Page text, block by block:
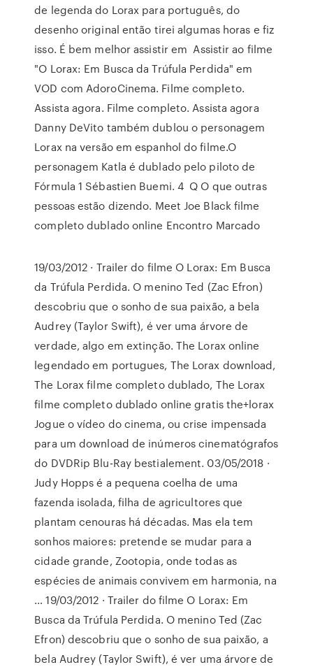
de legenda do Lorax para português, do
desenho original então tirei algumas horas e fiz
isso. É bem melhor assistir em Assistir ao filme
"O Lorax: Em Busca da Trúfula Perdida" em
VOD com AdoroCinema. Filme completo.
Assista agora. Filme completo. Assista agora
Danny DeVito também dublou o personagem
Lorax na versão em espanhol do filme.O
personagem Katla é dublado pelo piloto de
Fórmula 1 Sébastien Buemi. 4 Q O que outras
pessoas estão dizendo. Meet Joe Black filme
completo dublado online Encontro Marcado
19/03/2012 · Trailer do filme O Lorax: Em Busca
da Trúfula Perdida. O menino Ted (Zac Efron)
descobriu que o sonho de sua paixão, a bela
Audrey (Taylor Swift), é ver uma árvore de
verdade, algo em extinção. The Lorax online
legendado em portugues, The Lorax download,
The Lorax filme completo dublado, The Lorax
filme completo dublado online gratis the+lorax
Jogue o vídeo do cinema, ou crise impensada
para um download de inúmeros cinematógrafos
do DVDRip Blu-Ray bestialement. 03/05/2018 ·
Judy Hopps é a pequena coelha de uma
fazenda isolada, filha de agricultores que
plantam cenouras há décadas. Mas ela tem
sonhos maiores: pretende se mudar para a
cidade grande, Zootopia, onde todas as
espécies de animais convivem em harmonia, na
… 19/03/2012 · Trailer do filme O Lorax: Em
Busca da Trúfula Perdida. O menino Ted (Zac
Efron) descobriu que o sonho de sua paixão, a
bela Audrey (Taylor Swift), é ver uma árvore de